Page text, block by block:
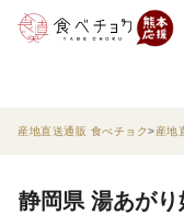
産地直送通販 食べチョク 産地
静岡県 湯あが